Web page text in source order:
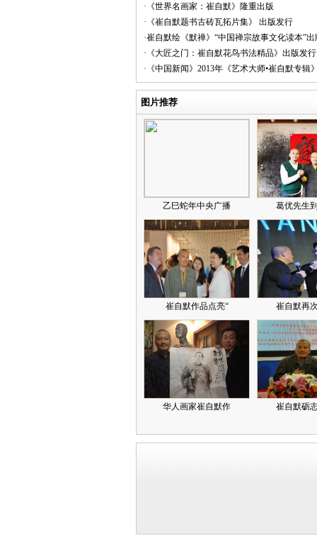
·《世界名画家：崔自默》隆重出版
·《崔自默题书古砖瓦拓片集》 出版发行
·崔自默绘《默禅》“中国禅宗故事文化读本”
·《大匠之门：崔自默花鸟书法精品》出版发行
·《中国新闻》2013年《艺术大师•崔自默专辑
图片推荐
乙巳蛇年中央广播 葛优先生
崔自默作品点亮“ 崔自默再
华人画家崔自默作 崔自默砺